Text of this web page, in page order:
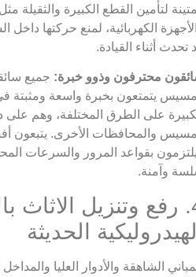
لتأمين القطع الكبيرة والثقيلة
الكهربائية، لمنع حركتها
تحدث أثناء القيادة.
محترفون وذوو خبرة: جميع
يتمتعون بخبرة واسعة ومثبتة
على الطرق المختلفة، وهم على
والمحافظات الأخرى. يتبعون
بقواعد المرور والسرعات
وآمنة.
4. رفع وتنزيل الاثاث
الحديثة
الشاهقة والأدوار العليا